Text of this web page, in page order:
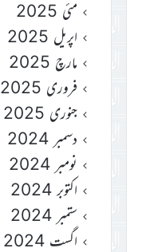
مئی 2025
اپریل 2025
مارچ 2025
فروری 2025
جنوری 2025
دسمبر 2024
نومبر 2024
اکتوبر 2024
ستمبر 2024
اگست 2024